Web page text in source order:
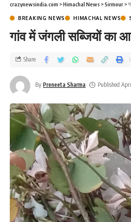
crazynewsindia.com >Himachal News >Sirmour >
BREAKING NEWS HIMACHAL NEWS
गांव में जंगली सब्जियों का
By Preneeta Sharma Published
Share